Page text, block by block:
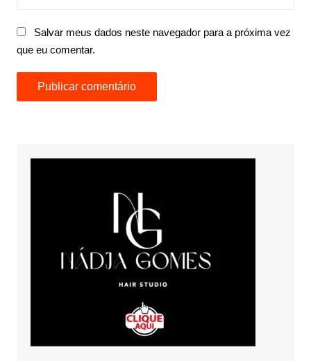
Salvar meus dados neste navegador para a próxima vez
que eu comentar.